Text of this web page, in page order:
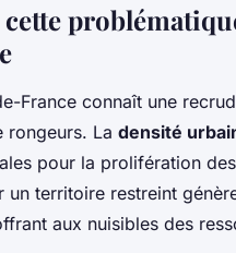
France connaît une
rongeurs. La densité
pour la prolifération
un territoire restreint
aux nuisibles des